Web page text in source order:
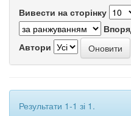
Вивести на сторінку
Автори
Результати 1-1 зі 1.